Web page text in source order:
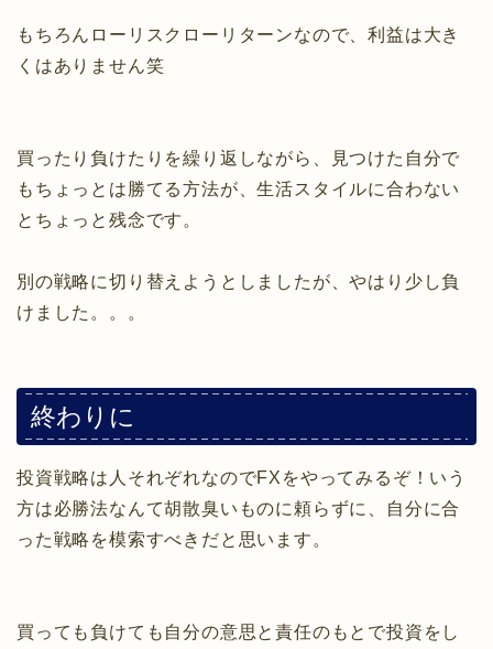
もちろんローリスクローリターンなので、利益は大き
くはありません笑
買ったり負けたりを繰り返しながら、見つけた自分で
もちょっとは勝てる方法が、生活スタイルに合わない
とちょっと残念です。
別の戦略に切り替えようとしましたが、やはり少し負
けました。。。
終わりに
投資戦略は人それぞれなのでFXをやってみるぞ！いう
方は必勝法なんて胡散臭いものに頼らずに、自分に合
った戦略を模索すべきだと思います。
買っても負けても自分の意思と責任のもとで投資をし